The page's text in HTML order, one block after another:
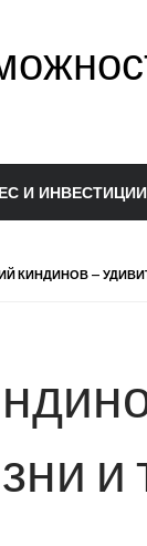
И ИНВЕСТИЦИИ
КИНДИНОВ —
и